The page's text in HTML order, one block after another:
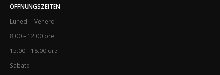
ÖFFNUNGSZEITEN
Lunedì – Venerdì
8:00 – 12:00 ore
15:00 – 18:00 ore
Sabato